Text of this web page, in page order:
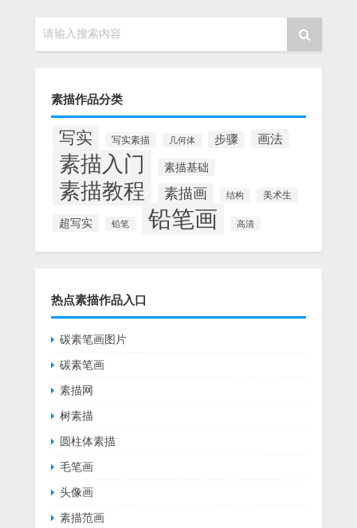
请输入搜索内容
素描作品分类
写实 写实素描 几何体 步骤 画法
素描入门 素描基础
素描教程 素描画 结构 美术生
超写实 铅笔 铅笔画 高清
热点素描作品入口
碳素笔画图片
碳素笔画
素描网
树素描
圆柱体素描
毛笔画
头像画
素描范画